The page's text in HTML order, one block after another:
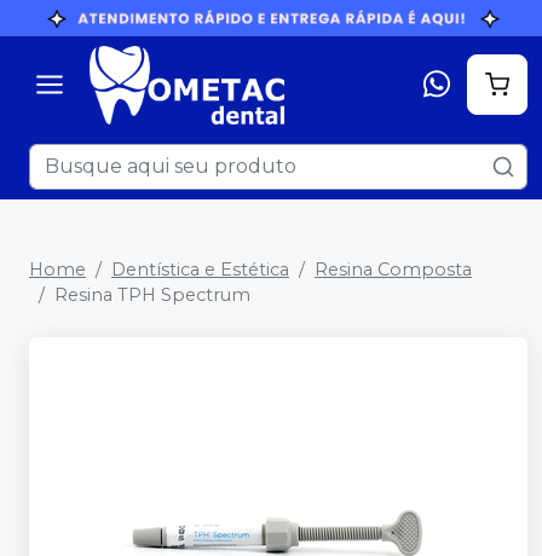
Home Dentística e Estética
Resina Composta
Resina TPH Spectrum